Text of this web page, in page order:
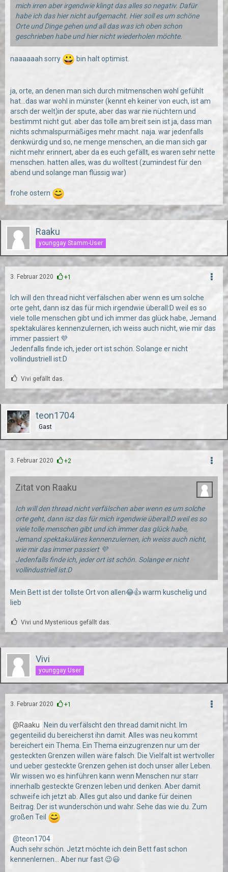
mich irren aber irgendwie klingt das alles so negativ. Dafür
habe ich das hier nicht aufgemacht. Hier soll es um schöne
Orte und Dinge gehen und all das was ich oben schon
geschrieben habe und hier nicht wiederholen möchte.
naaaaaah sorry bin halt optimist.
ja, orte, an denen man sich durch mitmenschen wohl gefühlt
hat...das war wohl in münster (kennt eh keiner von euch, ist am
arsch der welt)in der spute, aber das war nie nüchtern und
bestimmt nicht gut. aber das tolle am breit sein ist ja, dass man
nichts schmalspurmäßiges mehr macht. naja. war jedenfalls
denkwürdig und so, ne menge menschen, an die man sich gar
nicht mehr erinnert, aber da es euch gefällt, es waren sehr nette
menschen. hatten alles, was du wolltest (zumindest für den
abend und solange man flüssig war)
frohe ostern
Raaku
younggay Stamm-User
3. Februar 2020 +1
Ich will den thread nicht verfälschen aber wenn es um solche
orte geht, dann isz das für mich irgendwie überall:D weil es so
viele tolle menschen gibt und ich immer das glück habe, Jemand
spektakuläres kennenzulernen, ich weiss auch nicht, wie mir das
immer passiert 💜
Jedenfalls finde ich, jeder ort ist schön. Solange er nicht
vollindustriell ist:D
Vivi gefällt das.
teon1704
Gast
3. Februar 2020 +2
Zitat von Raaku
Ich will den thread nicht verfälschen aber wenn es um solche
orte geht, dann isz das für mich irgendwie überall:D weil es so
viele tolle menschen gibt und ich immer das glück habe,
Jemand spektakuläres kennenzulernen, ich weiss auch nicht,
wie mir das immer passiert 💜
Jedenfalls finde ich, jeder ort ist schön. Solange er nicht
vollindustriell ist:D
Mein Bett ist der tollste Ort von allen😂👍 warm kuschelig und
lieb
Vivi und Mysteriious gefällt das.
Vivi
younggay User
3. Februar 2020 +1
Raaku
Nein du verfälscht den thread damit nicht. Im
gegenteilid du bereicherst ihn damit. Alles was neu kommt
bereichert ein Thema. Ein Thema einzugrenzen nur um der
gesteckten Grenzen willen wäre falsch. Die Vielfalt ist wertvoller
und ueber gesteckte Grenzen gehen ist doch unser aller Leben.
Wir wissen wo es hinführen kann wenn Menschen nur starr
innerhalb gesteckte Grenzen leben und denken. Aber damit
schweife ich jetzt ab. Alles gut also und danke für deinen
Beitrag. Der ist wunderschön und wahr. Sehe das wie du. Zum
großen Teil
teon1704
Auch sehr schön. Jetzt möchte ich dein Bett fast schon
kennenlernen... Aber nur fast 😉😃